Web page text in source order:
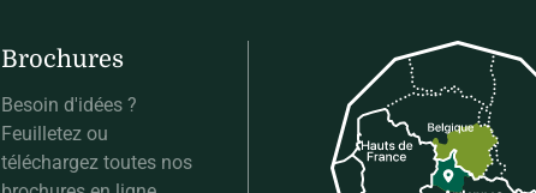
Brochures
Besoin d'idées ?
Feuilletez ou
téléchargez toutes nos